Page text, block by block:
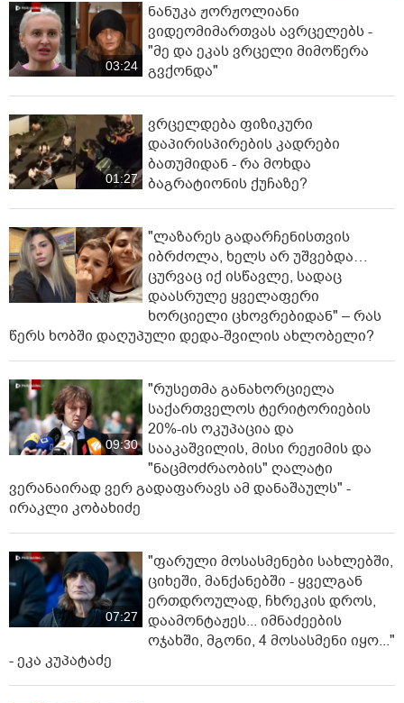
03:24
ნანუკა ჟორჟოლიანი
ვიდეომიმართვას ავრცელებს -
"მე და ეკას ვრცელი მიმოწერა
გვქონდა"
01:27
ვრცელდება ფიზიკური
დაპირისპირების კადრები
ბათუმიდან - რა მოხდა
ბაგრატიონის ქუჩაზე?
"ლაზარეს გადარჩენისთვის
იბრძოლა, ხელს არ უშვებდა…
ცურვაც იქ ისწავლე, სადაც
დაასრულე ყველაფერი
ხორციელი ცხოვრებიდან" – რას
წერს ხობში დაღუპული დედა-შვილის ახლობელი?
09:30
"რუსეთმა განახორციელა
საქართველოს ტერიტორიების
20%-ის ოკუპაცია და
სააკაშვილის, მისი რეჟიმის და
"ნაცმოძრაობის" ღალატი
ვერანაირად ვერ გადაფარავს ამ დანაშაულს" -
ირაკლი კობახიძე
07:27
"ფარული მოსასმენები სახლებში,
ციხეში, მანქანებში - ყველგან
ერთდროულად, ჩხრეკის დროს,
დაამონტაჟეს... იმნაძეების
ოჯახში, მგონი, 4 მოსასმენი იყო..."
- ეკა კუპატაძე